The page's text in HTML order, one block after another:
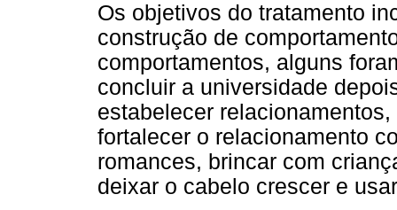
Os objetivos do tratamento
construção de
comportamentos, alguns
concluir a universidade
estabelecer
fortalecer o relacionamento
romances, brincar com
deixar o cabelo crescer e